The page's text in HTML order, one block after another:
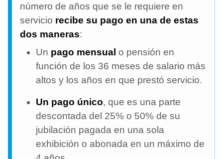
número de años que se le requiere en
servicio recibe su pago en una de estas
dos maneras:
Un pago mensual o pensión en
función de los 36 meses de salario más
altos y los años en que prestó servicio.
Un pago único, que es una parte
descontada del 25% o 50% de su
jubilación pagada en una sola
exhibición o abonada en un máximo de